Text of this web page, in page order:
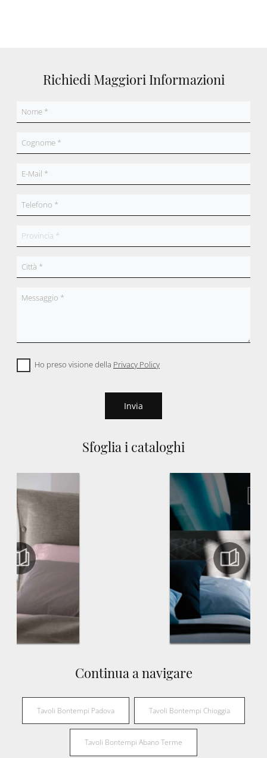
Sfoglia i cataloghi
Continua a navigare
Tavoli Bontempi Padova Tavoli Bontempi Chioggia
Tavoli Bontempi Abano Terme
Richiedi Maggiori Informazioni
Ho preso visione della Privacy Policy
Invia